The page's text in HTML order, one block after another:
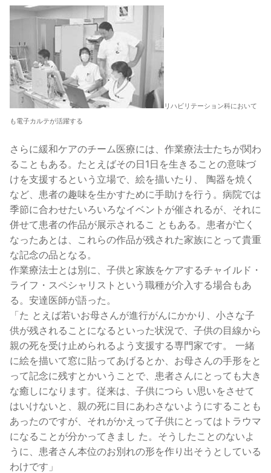
リハビリテーション科において
も電子カルテが活躍する
さらに緩和ケアのチーム医療には、作業療法士たちが関わ
ることもある。たとえばその日1日を生きることの意味づ
けを支援するという立場で、絵を描いたり、 陶器を焼く
など、患者の趣味を生かすために手助けを行う。病院では
季節に合わせたいろいろなイベントが催されるが、それに
併せて患者の作品が展示されるこ ともある。患者が亡く
なったあとは、これらの作品が残された家族にとって貴重
な記念の品となる。
作業療法士とは別に、子供と家族をケアするチャイルド・
ライフ・スペシャリストという職種が介入する場合もあ
る。安達医師が語った。
「た とえば若いお母さんが進行がんにかかり、小さな子
供が残されることになるといった状況で、子供の目線から
親の死を受け止められるよう支援する専門家です。 一緒
に絵を描いて窓に貼ってあげるとか、お母さんの手形をと
って記念に残すとかいうことで、患者さんにとっても大き
な癒しになります。従来は、子供につら い思いをさせて
はいけないと、親の死に目にあわさないようにすることも
あったのですが、それがかえって子供にとってはトラウマ
になることが分かってきまし た。そうしたことのないよ
うに、患者さん本位のお別れの形を作り出そうとしている
わけです」